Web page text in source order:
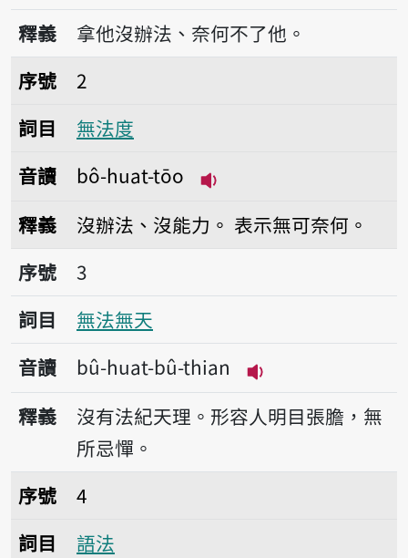
播放音讀bô-huat--i
釋義
拿他沒辦法、奈何不了他。
序號2無法度
序號
2
詞目
無法度
音讀
bô-huat-tōo
釋義 沒辦法、沒能力。 表示無可奈何。
序號3無法無天
序號
3
詞目
無法無天
音讀
bû-huat-bû-thian
播放音讀bû-
釋義
沒有法紀天理。形容人明目張膽，無
所忌憚。
序號4語法
序號
4
詞目
語法